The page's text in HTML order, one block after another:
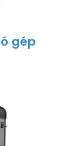
gép